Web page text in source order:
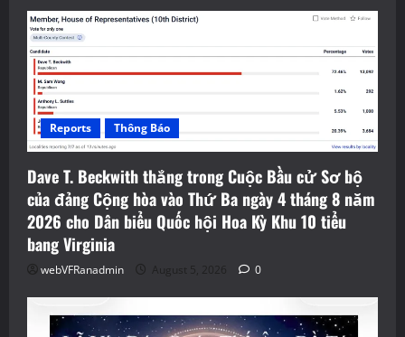
Reports Thông Báo
Dave T. Beckwith thắng trong Cuộc Bầu cử Sơ bộ
của đảng Cộng hòa vào Thứ Ba ngày 4 tháng 8 năm
2026 cho Dân biểu Quốc hội Hoa Kỳ Khu 10 tiểu
bang Virginia
webVFRanadmin August 5, 2026 0